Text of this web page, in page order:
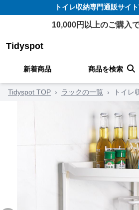
トイレ収納専門通販サイト
10,000円以上のご購入
Tidyspot
新着商品 商品を検索
Tidyspot TOP › ラックの一覧 › トイレ